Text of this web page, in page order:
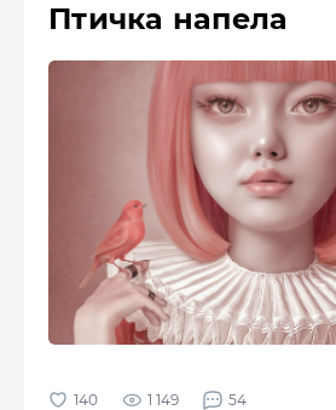
Птичка напела
1 149 54